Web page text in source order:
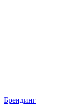
Брендинг